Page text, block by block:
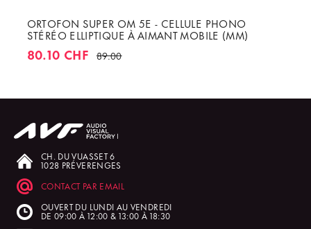
ORTOFON SUPER OM 5E - CELLULE PHONO
STÉRÉO ELLIPTIQUE À AIMANT MOBILE (MM)
80.10 CHF 89.00
CH. DU VUASSET 6
1028 PRÉVERENGES
CONTACT PAR EMAIL
OUVERT DU LUNDI AU VENDREDI
DE 09:00 À 12:00 & 13:00 À 18:30